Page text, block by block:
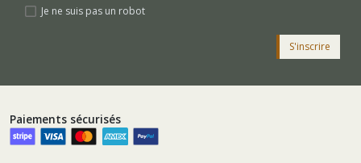
Je ne suis pas un robot
S'inscrire
Paiements sécurisés